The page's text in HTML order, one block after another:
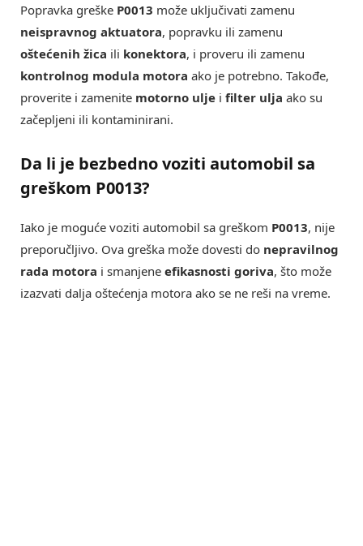
Popravka greške P0013 može uključivati zamenu
neispravnog aktuatora, popravku ili zamenu
oštećenih žica ili konektora, i proveru ili zamenu
kontrolnog modula motora ako je potrebno. Takođe,
proverite i zamenite motorno ulje i filter ulja ako su
začepljeni ili kontaminirani.
Da li je bezbedno voziti automobil sa
greškom P0013?
Iako je moguće voziti automobil sa greškom P0013, nije
preporučljivo. Ova greška može dovesti do nepravilnog
rada motora i smanjene efikasnosti goriva, što može
izazvati dalja oštećenja motora ako se ne reši na vreme.